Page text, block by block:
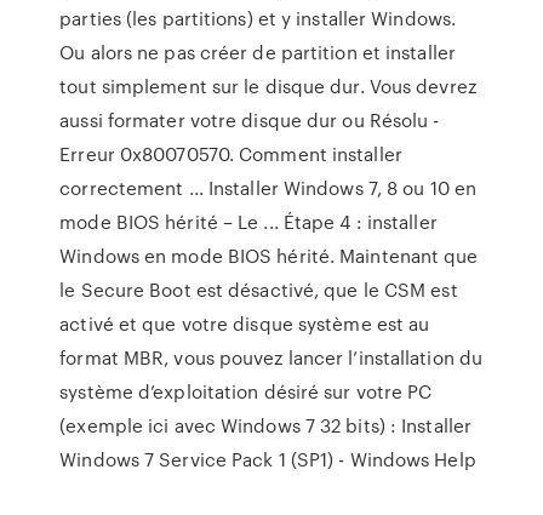
parties (les partitions) et y installer Windows.
Ou alors ne pas créer de partition et installer
tout simplement sur le disque dur. Vous devrez
aussi formater votre disque dur ou Résolu -
Erreur 0x80070570. Comment installer
correctement ... Installer Windows 7, 8 ou 10 en
mode BIOS hérité – Le ... Étape 4 : installer
Windows en mode BIOS hérité. Maintenant que
le Secure Boot est désactivé, que le CSM est
activé et que votre disque système est au
format MBR, vous pouvez lancer l’installation du
système d’exploitation désiré sur votre PC
(exemple ici avec Windows 7 32 bits) : Installer
Windows 7 Service Pack 1 (SP1) - Windows Help